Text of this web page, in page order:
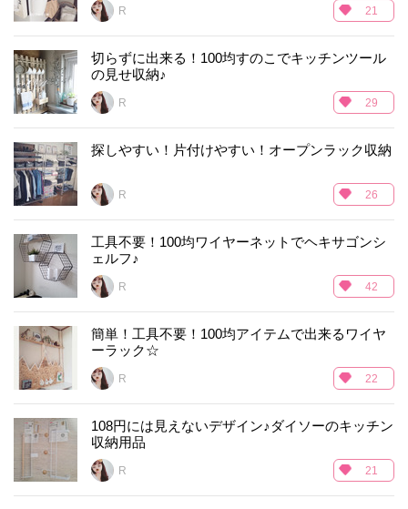
R___ 21
切らずに出来る！100均すのこでキッチンツール
の見せ収納♪
R___ 29
探しやすい！片付けやすい！オープンラック収納
R___ 26
工具不要！100均ワイヤーネットでヘキサゴンシ
ェルフ♪
R___ 42
簡単！工具不要！100均アイテムで出来るワイヤ
ーラック☆
R___ 22
108円には見えないデザイン♪ダイソーのキッチン
収納用品
R___ 21